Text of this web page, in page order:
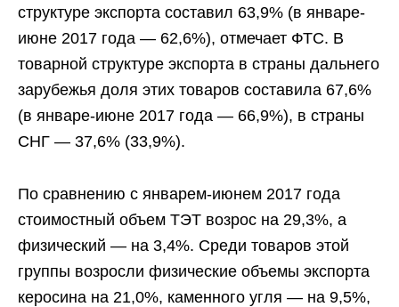
структуре экспорта составил 63,9% (в январе-
июне 2017 года — 62,6%), отмечает ФТС. В
товарной структуре экспорта в страны дальнего
зарубежья доля этих товаров составила 67,6%
(в январе-июне 2017 года — 66,9%), в страны
СНГ — 37,6% (33,9%).
По сравнению с январем-июнем 2017 года
стоимостный объем ТЭТ возрос на 29,3%, а
физический — на 3,4%. Среди товаров этой
группы возросли физические объемы экспорта
керосина на 21,0%, каменного угля — на 9,5%,